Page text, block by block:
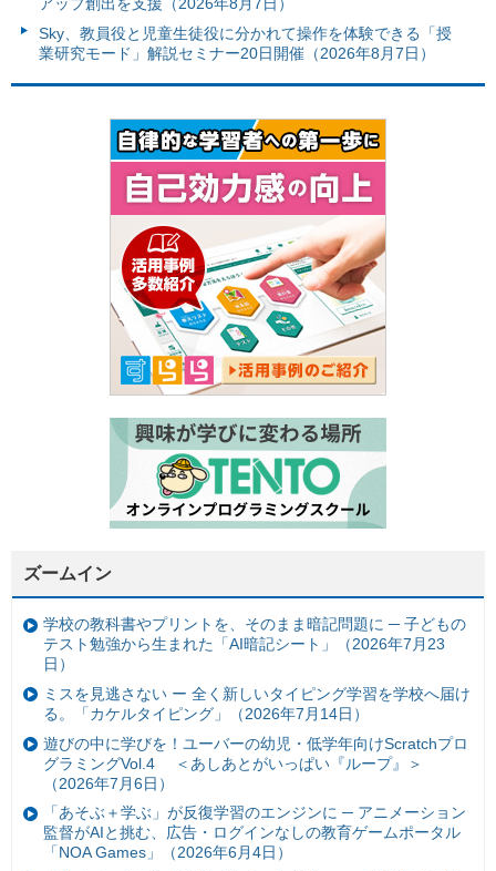
Sky、教員役と児童生徒役に分かれて操作を体験できる「授
業研究モード」解説セミナー20日開催（2026年8月7日）
ズームイン
学校の教科書やプリントを、そのまま暗記問題に ─ 子どもの
テスト勉強から生まれた「AI暗記シート」（2026年7月23
日）
ミスを見逃さない ー 全く新しいタイピング学習を学校へ届け
る。「カケルタイピング」（2026年7月14日）
遊びの中に学びを！ユーバーの幼児・低学年向けScratchプロ
グラミングVol.4 ＜あしあとがいっぱい『ループ』＞
（2026年7月6日）
「あそぶ＋学ぶ」が反復学習のエンジンに ─ アニメーション
監督がAIと挑む、広告・ログインなしの教育ゲームポータル
「NOA Games」（2026年6月4日）